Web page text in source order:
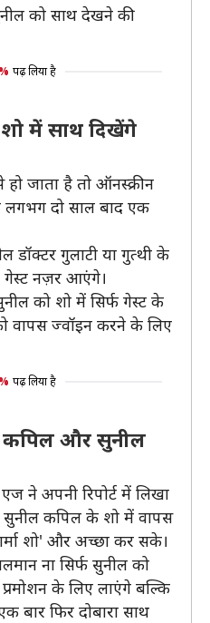
को साथ देखने की
पढ़ लिया है
में साथ दिखेंगे
जाता है तो ऑनस्क्रीन
दो साल बाद एक
डॉक्टर गुलाटी या गुत्थी के
गेस्ट नज़र आएंगे।
को शो में सिर्फ गेस्ट के
वापस ज्वॉइन करने के लिए
पढ़ लिया है
कपिल और सुनील
ने अपनी रिपोर्ट में लिखा
सुनील कपिल के शो में वापस
शो' और अच्छा कर सके।
ना सिर्फ सुनील को
के लिए लाएंगे बल्कि
बार फिर दोबारा साथ